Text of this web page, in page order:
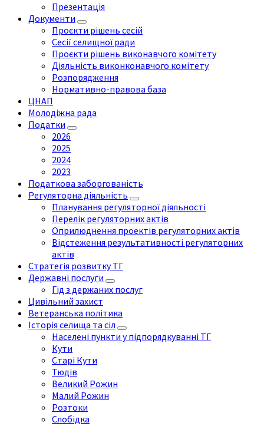
Презентація
Документи
Проєкти рішень сесій
Сесії селищної ради
Проєкти рішень виконавчого комітету
Діяльність виконконавчого комітету
Розпорядження
Нормативно-правова база
ЦНАП
Молодіжна рада
Податки
2026
2025
2024
2023
Податкова заборгованість
Регуляторна діяльність
Планування регуляторної діяльності
Перелік регуляторних актів
Оприлюднення проектів регуляторних актів
Відстеження результативності регуляторних
актів
Стратегія розвитку ТГ
Державні послуги
Гід з держаних послуг
Цивільний захист
Ветеранська політика
Історія селища та сіл
Населені пункти у підпорядкуванні ТГ
Кути
Старі Кути
Тюдів
Великий Рожин
Малий Рожин
Розтоки
Слобідка